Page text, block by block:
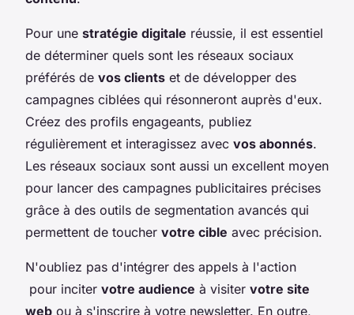
Pour une stratégie digitale réussie, il est essentiel
de déterminer quels sont les réseaux sociaux
préférés de vos clients et de développer des
campagnes ciblées qui résonneront auprès d'eux.
Créez des profils engageants, publiez
régulièrement et interagissez avec vos abonnés.
Les réseaux sociaux sont aussi un excellent moyen
pour lancer des campagnes publicitaires précises
grâce à des outils de segmentation avancés qui
permettent de toucher votre cible avec précision.
N'oubliez pas d'intégrer des appels à l'action
pour inciter votre audience à visiter votre site
web ou à s'inscrire à votre newsletter. En outre,